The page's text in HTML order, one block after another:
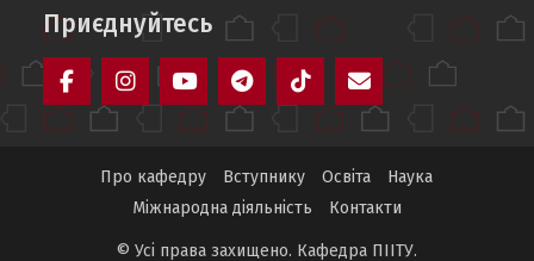
Приєднуйтесь
Facebook InstagramYouTube Telegram TikTok Mail
Про кафедру Вступнику Освіта
Наука
Міжнародна діяльність
Контакти
© Усі права захищено. Кафедра ПІІТУ.